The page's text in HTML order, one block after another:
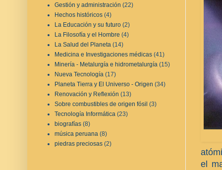
el
Gestión y administración (22)
Hechos históricos (4)
La Educación y su futuro (2)
La Filosofía y el Hombre (4)
La Salud del Planeta (14)
Medicina e Investigaciones médicas (41)
Minería - Metalurgía e hidrometalurgía (15)
Nueva Tecnología (17)
Planeta Tierra y El Universo - Origen (34)
Renovación y Reflexión (13)
Sobre combustibles de origen fósil (3)
Tecnología Informática (23)
biografías (8)
música peruana (8)
piedras preciosas (2)